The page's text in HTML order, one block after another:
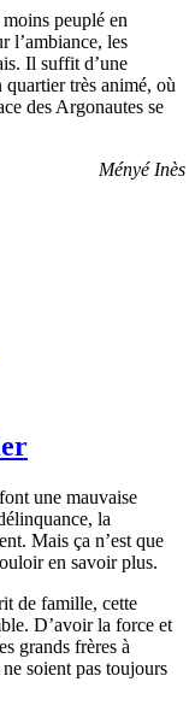
peuplé en
l’ambiance, les
Il suffit d’une
très animé, où
des Argonautes se
Ményé Inès
une mauvaise
la
Mais ça n’est que
en savoir plus.
de famille, cette
D’avoir la force et
grands frères à
ne soient pas toujours